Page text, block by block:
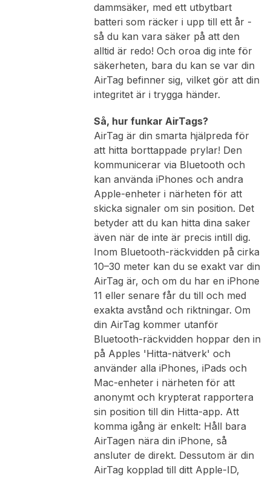
dammsäker, med ett utbytbart
batteri som räcker i upp till ett år -
så du kan vara säker på att den
alltid är redo! Och oroa dig inte för
säkerheten, bara du kan se var din
AirTag befinner sig, vilket gör att din
integritet är i trygga händer.
Så, hur funkar AirTags?
AirTag är din smarta hjälpreda för
att hitta borttappade prylar! Den
kommunicerar via Bluetooth och
kan använda iPhones och andra
Apple-enheter i närheten för att
skicka signaler om sin position. Det
betyder att du kan hitta dina saker
även när de inte är precis intill dig.
Inom Bluetooth-räckvidden på cirka
10–30 meter kan du se exakt var din
AirTag är, och om du har en iPhone
11 eller senare får du till och med
exakta avstånd och riktningar. Om
din AirTag kommer utanför
Bluetooth-räckvidden hoppar den in
på Apples 'Hitta-nätverk' och
använder alla iPhones, iPads och
Mac-enheter i närheten för att
anonymt och krypterat rapportera
sin position till din Hitta-app. Att
komma igång är enkelt: Håll bara
AirTagen nära din iPhone, så
ansluter de direkt. Dessutom är din
AirTag kopplad till ditt Apple-ID,